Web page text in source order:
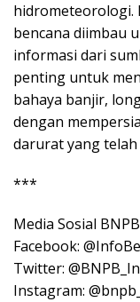
hidrometeorologi.
bencana diimbau
informasi dari
penting untuk
bahaya banjir,
dengan
darurat yang telah
***
Media Sosial
Facebook:
Twitter:
Instagram: